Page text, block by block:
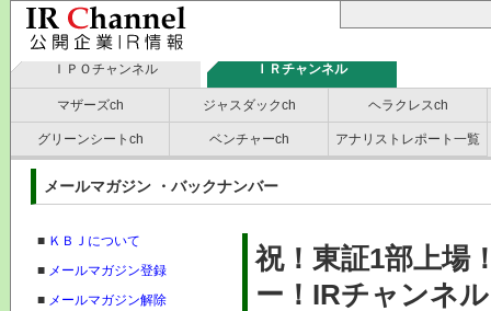
ＩＰＯチャンネル ＩＲチャンネル
マザーズch ジャスダックch ヘラクレスch
グリーンシートch ベンチャーch アナリストレポート一覧
メールマガジン ・バックナンバー
■ ＫＢＪについて
■ メールマガジン登録
■ メールマガジン解除
祝！東証1部上場
ー！IRチャンネ